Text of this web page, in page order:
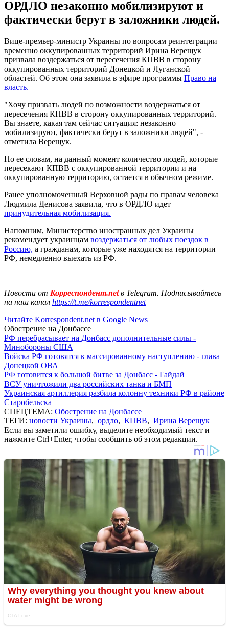
ОРДЛО незаконно мобилизируют и
фактически берут в заложники людей.
Вице-премьер-министр Украины по вопросам реинтеграции
временно оккупированных территорий Ирина Верещук
призвала воздержаться от пересечения КПВВ в сторону
оккупированных территорий Донецкой и Луганской
областей. Об этом она заявила в эфире программы Право на
власть.
"Хочу призвать людей по возможности воздержаться от
пересечения КПВВ в сторону оккупированных территорий.
Вы знаете, какая там сейчас ситуация: незаконно
мобилизируют, фактически берут в заложники людей", -
отметила Верещук.
По ее словам, на данный момент количество людей, которые
пересекают КПВВ с оккупированной территории и на
оккупированную территорию, остается в обычном режиме.
Ранее уполномоченный Верховной рады по правам человека
Людмила Денисова заявила, что в ОРДЛО идет
принудительная мобилизация.
Напомним, Министерство иностранных дел Украины
рекомендует украинцам воздержаться от любых поездок в
Россию, а гражданам, которые уже находятся на территории
РФ, немедленно выехать из РФ.
Новости от Корреспондент.netв Telegram. Подписывайтесь
на наш канал https://t.me/korrespondentnet
Читайте Korrespondent.net в Google News
Обострение на Донбассе
РФ перебрасывает на Донбасс дополнительные силы -
Минобороны США
Войска РФ готовятся к массированному наступлению - глава
Донецкой ОВА
РФ готовится к большой битве за Донбасс - Гайдай
ВСУ уничтожили два российских танка и БМП
Украинская артиллерия разбила колонну техники РФ в районе
Старобельска
СПЕЦТЕМА: Обострение на Донбассе
ТЕГИ: новости Украины, ордло, КПВВ, Ирина Верещук
Если вы заметили ошибку, выделите необходимый текст и
нажмите Ctrl+Enter, чтобы сообщить об этом редакции.